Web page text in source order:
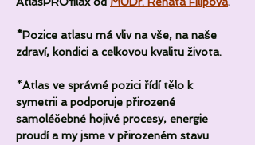
*Pozice atlasu má vliv na vše, na naše
zdraví, kondici a celkovou kvalitu života.
*Atlas ve správné pozici řídí tělo k
symetrii a podporuje přirozené
samoléčebné hojivé procesy, energie
proudí a my jsme v přirozeném stavu